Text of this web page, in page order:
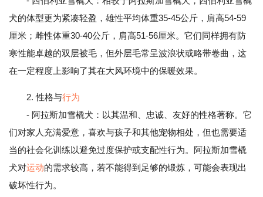
犬的体型更为紧凑轻盈，雄性平均体重35-45公斤，肩高54-59
厘米；雌性体重30-40公斤，肩高51-56厘米。它们同样拥有防
寒性能卓越的双层被毛，但外层毛常呈波浪状或略带卷曲，这
在一定程度上影响了其在大风环境中的保暖效果。
2. 性格与行为
- 阿拉斯加雪橇犬：以其温和、忠诚、友好的性格著称。它
们对家人充满爱意，喜欢与孩子和其他宠物相处，但也需要适
当的社会化训练以避免过度保护或支配性行为。阿拉斯加雪橇
犬对运动的需求较高，若不能得到足够的锻炼，可能会表现出
破坏性行为。